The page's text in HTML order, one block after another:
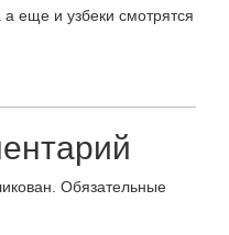
еще и узбеки смотрятся
Обязательные